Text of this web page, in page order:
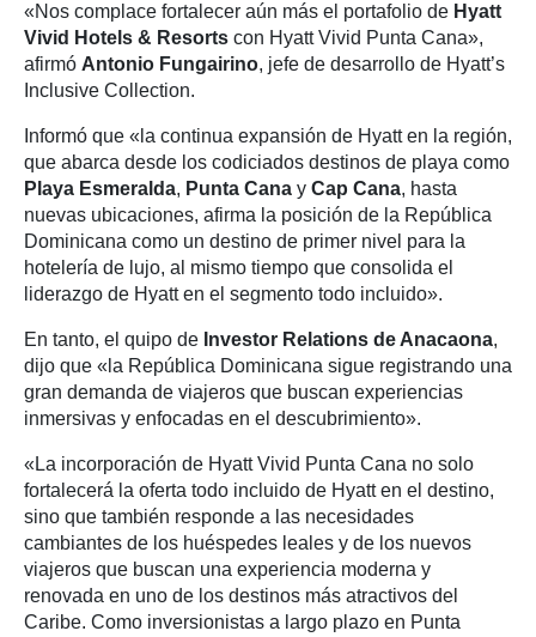
«Nos complace fortalecer aún más el portafolio de Hyatt
Vivid Hotels & Resorts con Hyatt Vivid Punta Cana»,
afirmó Antonio Fungairino, jefe de desarrollo de Hyatt’s
Inclusive Collection.
Informó que «la continua expansión de Hyatt en la región,
que abarca desde los codiciados destinos de playa como
Playa Esmeralda, Punta Cana y Cap Cana, hasta
nuevas ubicaciones, afirma la posición de la República
Dominicana como un destino de primer nivel para la
hotelería de lujo, al mismo tiempo que consolida el
liderazgo de Hyatt en el segmento todo incluido».
En tanto, el quipo de Investor Relations de Anacaona,
dijo que «la República Dominicana sigue registrando una
gran demanda de viajeros que buscan experiencias
inmersivas y enfocadas en el descubrimiento».
«La incorporación de Hyatt Vivid Punta Cana no solo
fortalecerá la oferta todo incluido de Hyatt en el destino,
sino que también responde a las necesidades
cambiantes de los huéspedes leales y de los nuevos
viajeros que buscan una experiencia moderna y
renovada en uno de los destinos más atractivos del
Caribe. Como inversionistas a largo plazo en Punta